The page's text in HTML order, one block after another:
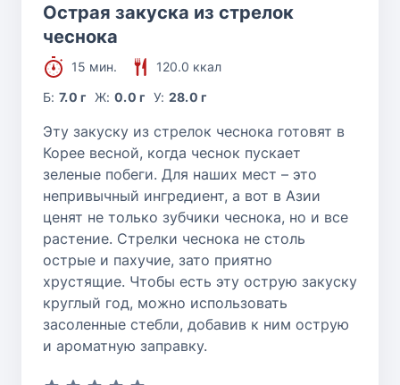
Острая закуска из стрелок
чеснока
15 мин.
120.0 ккал
Б:7.0 г Ж: 0.0 г У: 28.0 г
Эту закуску из стрелок чеснока готовят в
Корее весной, когда чеснок пускает
зеленые побеги. Для наших мест – это
непривычный ингредиент, а вот в Азии
ценят не только зубчики чеснока, но и все
растение. Стрелки чеснока не столь
острые и пахучие, зато приятно
хрустящие. Чтобы есть эту острую закуску
круглый год, можно использовать
засоленные стебли, добавив к ним острую
и ароматную заправку.